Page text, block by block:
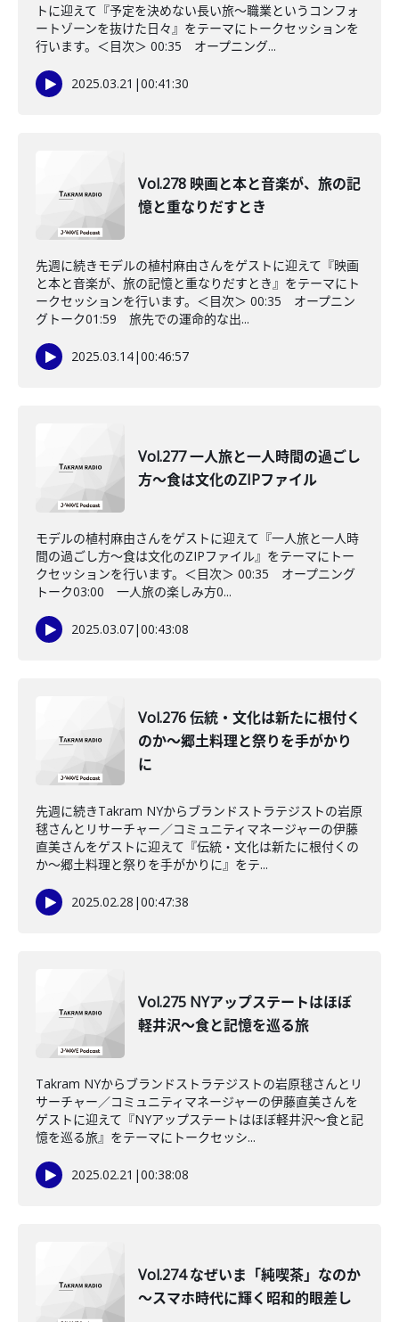
トに迎えて『予定を決めない長い旅〜職業というコンフォ
ートゾーンを抜けた日々』をテーマにトークセッションを
行います。＜目次＞ 00:35 オープニング...
2025.03.21 |00:41:30
Vol.278 映画と本と音楽が、旅の記
憶と重なりだすとき
先週に続きモデルの植村麻由さんをゲストに迎えて『映画
と本と音楽が、旅の記憶と重なりだすとき』をテーマにト
ークセッションを行います。＜目次＞ 00:35 オープニン
グトーク01:59 旅先での運命的な出...
2025.03.14|00:46:57
Vol.277 一人旅と一人時間の過ごし
方～食は文化のZIPファイル
モデルの植村麻由さんをゲストに迎えて『一人旅と一人時
間の過ごし方～食は文化のZIPファイル』をテーマにトー
クセッションを行います。＜目次＞ 00:35 オープニング
トーク03:00 一人旅の楽しみ方0...
2025.03.07|00:43:08
Vol.276 伝統・文化は新たに根付く
のか～郷土料理と祭りを手がかり
に
先週に続きTakram NYからブランドストラテジストの岩原
毬さんとリサーチャー／コミュニティマネージャーの伊藤
直美さんをゲストに迎えて『伝統・文化は新たに根付くの
か～郷土料理と祭りを手がかりに』をテ...
2025.02.28 |00:47:38
Vol.275 NYアップステートはほぼ
軽井沢～食と記憶を巡る旅
Takram NYからブランドストラテジストの岩原毬さんとリ
サーチャー／コミュニティマネージャーの伊藤直美さんを
ゲストに迎えて『NYアップステートはほぼ軽井沢～食と記
憶を巡る旅』をテーマにトークセッシ...
2025.02.21 |00:38:08
Vol.274 なぜいま「純喫茶」なのか
～スマホ時代に輝く昭和的眼差し